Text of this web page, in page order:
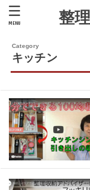
整
MENU
キッチン